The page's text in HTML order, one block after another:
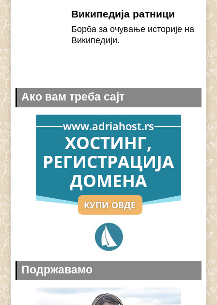
Википедија ратници
Борба за очување историје на
Википедији.
Ако вам треба сајт
Подржавамо